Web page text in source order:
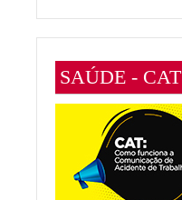
SAÚDE - CAT